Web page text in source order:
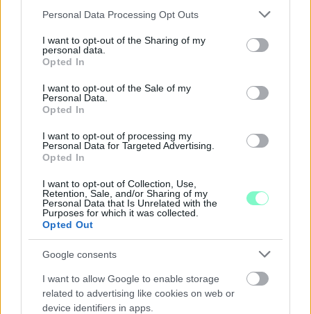
Please note that this website/app uses one or more Google
not limited to your visit or usage behaviour. You may click to
grant or deny consent to Google and its third-party tags to
use your data for below specified purposes in below Google
consent section.
Personal Data Processing Opt Outs
I want to opt-out of the Sharing of my
personal data.
Opted In
I want to opt-out of the Sale of my
Personal Data.
Opted In
I want to opt-out of processing my
Personal Data for Targeted Advertising.
Opted In
I want to opt-out of Collection, Use,
Retention, Sale, and/or Sharing of my
Personal Data that Is Unrelated with the
Purposes for which it was collected.
Opted Out
Google consents
I want to allow Google to enable storage
related to advertising like cookies on web or
device identifiers in apps.
KIVÁLÓ PROGRAM VÁR MINDENKIT EZEN A HÉTVÉGÉN
Középpontban a hagyományőrzés, de lesz Pogány Induló és
Majka koncert, jóga szeánsz, “borhajózás” és egy csomó minden